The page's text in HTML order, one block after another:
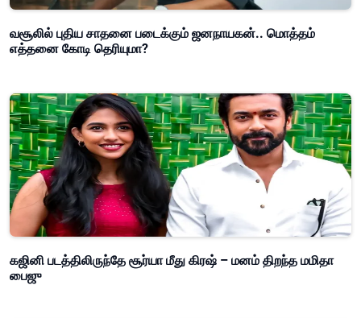
வசூலில் புதிய சாதனை படைக்கும் ஜனநாயகன்.. மொத்தம்
எத்தனை கோடி தெரியுமா?
கஜினி படத்திலிருந்தே சூர்யா மீது கிரஷ் – மனம் திறந்த மமிதா
பைஜு